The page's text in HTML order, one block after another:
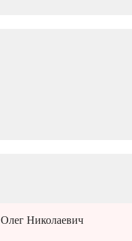
Николаевич